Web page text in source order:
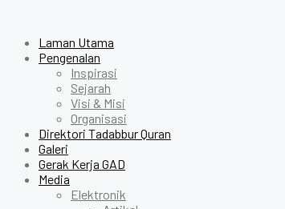
Laman Utama
Pengenalan
Inspirasi
Sejarah
Visi & Misi
Organisasi
Direktori Tadabbur Quran
Galeri
Gerak Kerja GAD
Media
Elektronik